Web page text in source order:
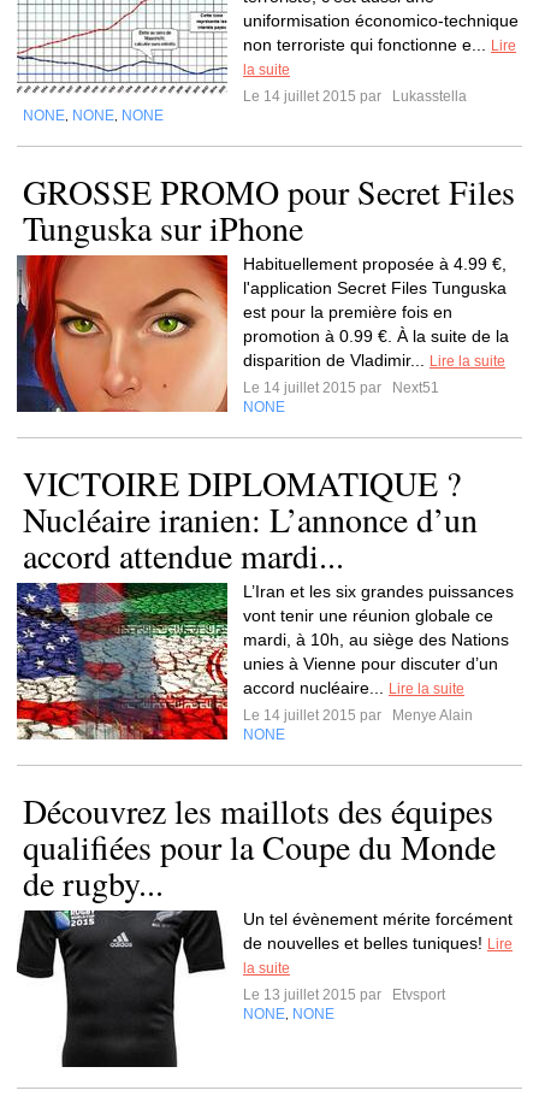
uniformisation économico-technique
non terroriste qui fonctionne e...
Lire
la suite
Le 14 juillet 2015 par
Lukasstella
NONE NONE NONE
GROSSE PROMO pour Secret Files
Tunguska sur iPhone
Habituellement proposée à 4.99 €,
l'application Secret Files Tunguska
est pour la première fois en
promotion à 0.99 €. À la suite de la
disparition de Vladimir...
Lire la suite
Le 14 juillet 2015 par
Next51
NONE
VICTOIRE DIPLOMATIQUE ?
Nucléaire iranien: L’annonce d’un
accord attendue mardi...
L’Iran et les six grandes puissances
vont tenir une réunion globale ce
mardi, à 10h, au siège des Nations
unies à Vienne pour discuter d’un
accord nucléaire...
Lire la suite
Le 14 juillet 2015 par
Menye Alain
NONE
Découvrez les maillots des équipes
qualifiées pour la Coupe du Monde
de rugby...
Un tel évènement mérite forcément
de nouvelles et belles tuniques! Lire
la suite
Le 13 juillet 2015 par
Etvsport
NONE NONE